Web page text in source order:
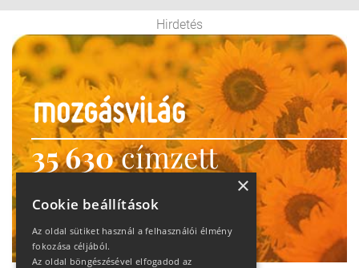
Hirdetés
35 630címzett
heti motiváció
Ne maradj le!
×
Cookie beállítások
Az oldal sütiket használ a felhasználói élmény
fokozása céljából.
Az oldal böngészésével elfogadod az